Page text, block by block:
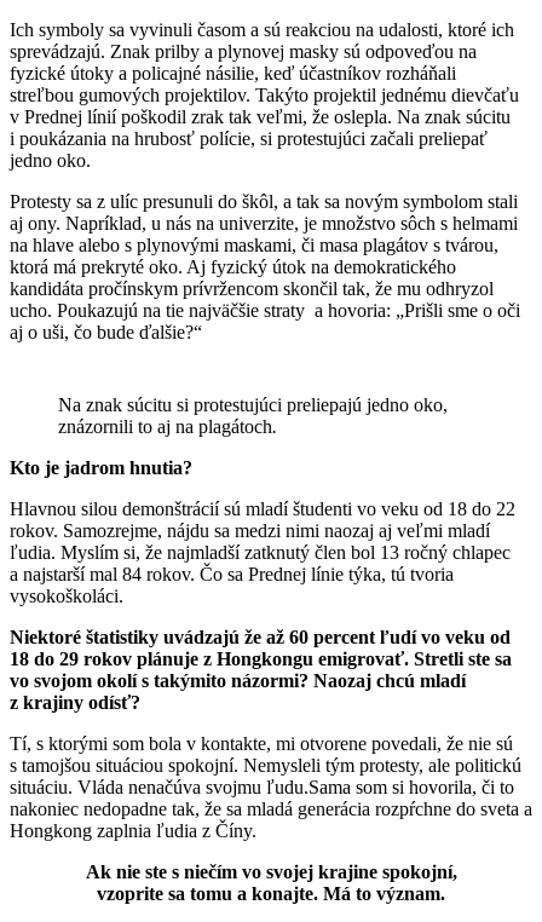
Ich symboly sa vyvinuli časom a sú reakciou na udalosti, ktoré ich
sprevádzajú. Znak prilby a plynovej masky sú odpoveďou na
fyzické útoky a policajné násilie, keď účastníkov rozháňali
streľbou gumových projektilov. Takýto projektil jednému dievčaťu
v Prednej línií poškodil zrak tak veľmi, že oslepla. Na znak súcitu
i poukázania na hrubosť polície, si protestujúci začali preliepať
jedno oko.
Protesty sa z ulíc presunuli do škôl, a tak sa novým symbolom stali
aj ony. Napríklad, u nás na univerzite, je množstvo sôch s helmami
na hlave alebo s plynovými maskami, či masa plagátov s tvárou,
ktorá má prekryté oko. Aj fyzický útok na demokratického
kandidáta pročínskym prívržencom skončil tak, že mu odhryzol
ucho. Poukazujú na tie najväčšie straty a hovoria: „Prišli sme o oči
aj o uši, čo bude ďalšie?“
Na znak súcitu si protestujúci preliepajú jedno oko,
znázornili to aj na plagátoch.
Kto je jadrom hnutia?
Hlavnou silou demonštrácií sú mladí študenti vo veku od 18 do 22
rokov. Samozrejme, nájdu sa medzi nimi naozaj aj veľmi mladí
ľudia. Myslím si, že najmladší zatknutý člen bol 13 ročný chlapec
a najstarší mal 84 rokov. Čo sa Prednej línie týka, tú tvoria
vysokoškoláci.
Niektoré štatistiky uvádzajú že až 60 percent ľudí vo veku od
18 do 29 rokov plánuje z Hongkongu emigrovať. Stretli ste sa
vo svojom okolí s takýmito názormi? Naozaj chcú mladí
z krajiny odísť?
Tí, s ktorými som bola v kontakte, mi otvorene povedali, že nie sú
s tamojšou situáciou spokojní. Nemysleli tým protesty, ale politickú
situáciu. Vláda nenačúva svojmu ľudu.Sama som si hovorila, či to
nakoniec nedopadne tak, že sa mladá generácia rozpŕchne do sveta a
Hongkong zaplnia ľudia z Číny.
Ak nie ste s niečím vo svojej krajine spokojní,
vzoprite sa tomu a konajte. Má to význam.